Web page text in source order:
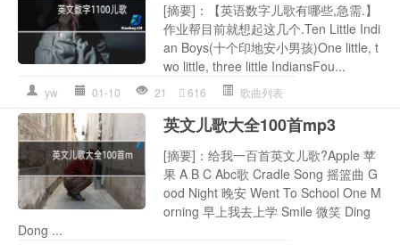
[摘要]：【英语数字儿歌有哪些,急需.】
作业帮目前就想起这几个.Ten Little Indi
an Boys(十个印地安小男孩)One little, t
wo little, three little IndiansFou...
yw 01-10 21 616 歌曲列表
英文儿歌大全100首mp3
[摘要]：给我一百首英文儿歌?Apple 苹
果 A B C Abc歌 Cradle Song 摇篮曲 G
ood Night 晚安 Went To School One M
orning 早上我去上学 Smile 微笑 Ding
Dong ...